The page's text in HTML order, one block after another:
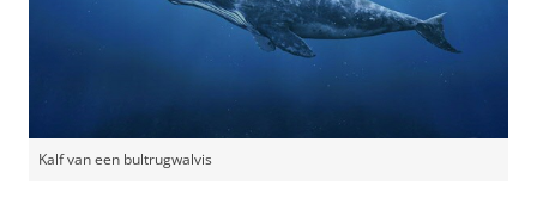
Kalf van een bultrugwalvis